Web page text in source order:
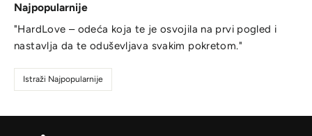
Najpopularnije
"HardLove – odeća koja te je osvojila na prvi pogled i
nastavlja da te oduševljava svakim pokretom."
Istraži Najpopularnije